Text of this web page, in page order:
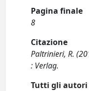
Pagina finale
8
Citazione
Paltrinieri, R.
: Verlag.
Tutti gli autori